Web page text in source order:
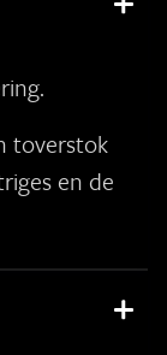
toverstok
en de